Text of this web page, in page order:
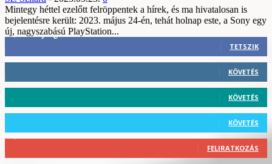
Mintegy héttel ezelőtt felröppentek a hírek, és ma hivatalosan is
bejelentésre került: 2023. május 24-én, tehát holnap este, a Sony egy
új, nagyszabású PlayStation...
3,452 Rajongók
TETSZIK
KÖVETÉS
KÖVETÉS
KÖVETÉS
FELIRATKOZÁS